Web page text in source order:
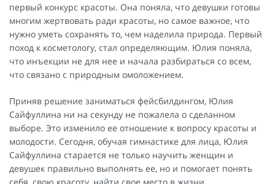
первый конкурс красоты. Она поняла, что девушки готовы
многим жертвовать ради красоты, но самое важное, что
нужно уметь сохранять то, чем наделила природа. Первый
поход к косметологу, стал определяющим. Юлия поняла,
что инъекции не для нее и начала разбираться со всем,
что связано с природным омоложением.
Приняв решение заниматься фейсбилдингом, Юлия
Сайфуллина ни на секунду не пожалела о сделанном
выборе. Это изменило ее отношение к вопросу красоты и
молодости. Сегодня, обучая гимнастике для лица, Юлия
Сайфуллина старается не только научить женщин и
девушек правильно выполнять ее, но и помогает понять